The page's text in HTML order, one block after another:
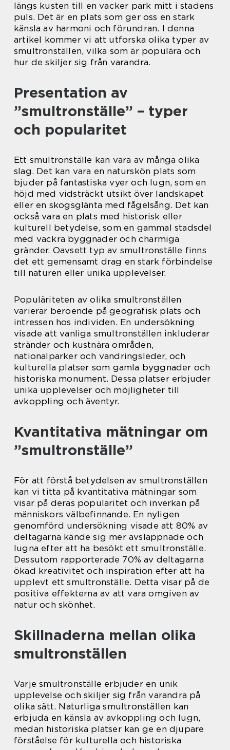
längs kusten till en vacker park mitt i stadens
puls. Det är en plats som ger oss en stark
känsla av harmoni och förundran. I denna
artikel kommer vi att utforska olika typer av
smultronställen, vilka som är populära och
hur de skiljer sig från varandra.
Presentation av
”smultronställe” – typer
och popularitet
Ett smultronställe kan vara av många olika
slag. Det kan vara en naturskön plats som
bjuder på fantastiska vyer och lugn, som en
höjd med vidsträckt utsikt över landskapet
eller en skogsglänta med fågelsång. Det kan
också vara en plats med historisk eller
kulturell betydelse, som en gammal stadsdel
med vackra byggnader och charmiga
gränder. Oavsett typ av smultronställe finns
det ett gemensamt drag en stark förbindelse
till naturen eller unika upplevelser.
Populäriteten av olika smultronställen
varierar beroende på geografisk plats och
intressen hos individen. En undersökning
visade att vanliga smultronställen inkluderar
stränder och kustnära områden,
nationalparker och vandringsleder, och
kulturella platser som gamla byggnader och
historiska monument. Dessa platser erbjuder
unika upplevelser och möjligheter till
avkoppling och äventyr.
Kvantitativa mätningar om
”smultronställe”
För att förstå betydelsen av smultronställen
kan vi titta på kvantitativa mätningar som
visar på deras popularitet och inverkan på
människors välbefinnande. En nyligen
genomförd undersökning visade att 80% av
deltagarna kände sig mer avslappnade och
lugna efter att ha besökt ett smultronställe.
Dessutom rapporterade 70% av deltagarna
ökad kreativitet och inspiration efter att ha
upplevt ett smultronställe. Detta visar på de
positiva effekterna av att vara omgiven av
natur och skönhet.
Skillnaderna mellan olika
smultronställen
Varje smultronställe erbjuder en unik
upplevelse och skiljer sig från varandra på
olika sätt. Naturliga smultronställen kan
erbjuda en känsla av avkoppling och lugn,
medan historiska platser kan ge en djupare
förståelse för kulturella och historiska